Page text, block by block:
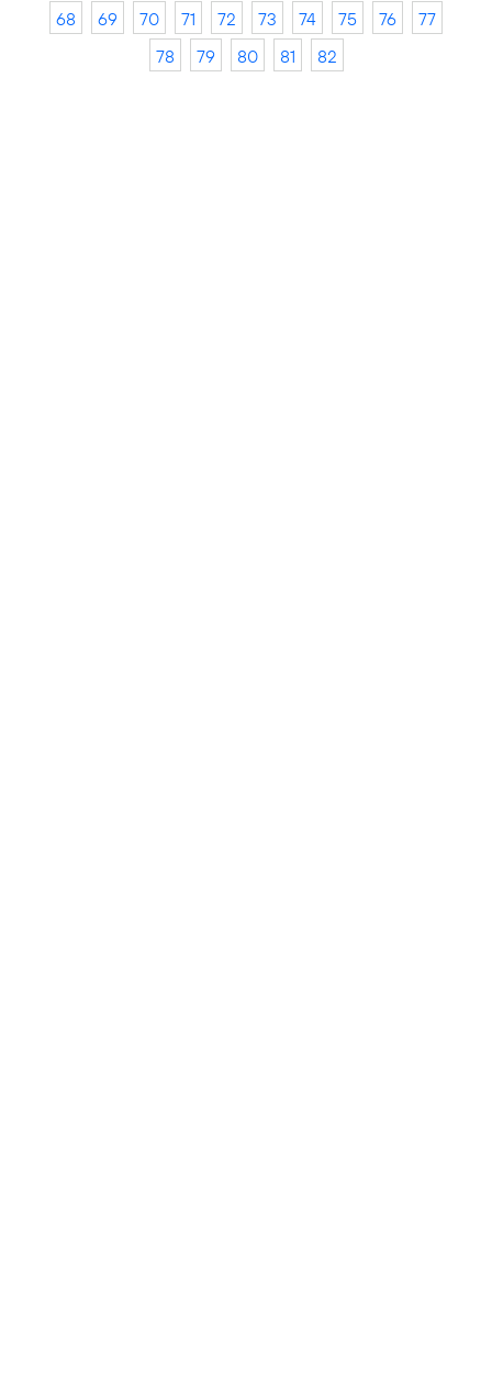
68
69 70 71 72 73 74 75 76
77
78
79 80 81 82